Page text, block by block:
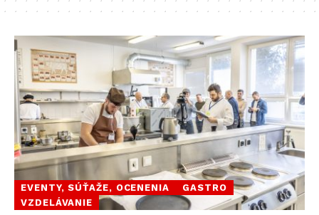
EVENTY, SÚŤAŽE, OCENENIA
GASTRO
VZDELÁVANIE